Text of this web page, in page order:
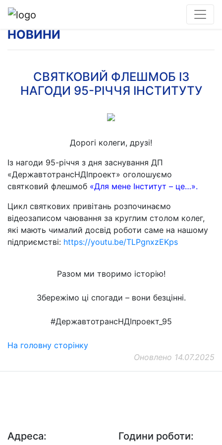
НОВИНИ
СВЯТКОВИЙ ФЛЕШМОБ ІЗ
НАГОДИ 95-РІЧЧЯ ІНСТИТУТУ
Дорогі колеги, друзі!
Із нагоди 95-річчя з дня заснування ДП
«ДержавтотрансНДІпроект» оголошуємо
святковий флешмоб «Для мене Інститут – це…».
Цикл святкових привітань розпочинаємо
відеозаписом чаювання за круглим столом колег,
які мають чималий досвід роботи саме на нашому
підприємстві: https://youtu.be/TLPgnxzEKps
Разом ми творимо історію!
Збережімо ці спогади – вони безцінні.
#ДержавтотрансНДІпроект_95
На головну сторінку
Оновлено 14.07.2025
Адреса: Години роботи: